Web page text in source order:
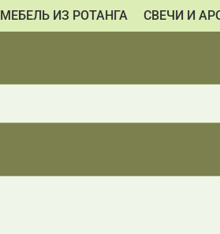
МЕБЕЛЬ ИЗ РОТАНГА СВЕЧИ И